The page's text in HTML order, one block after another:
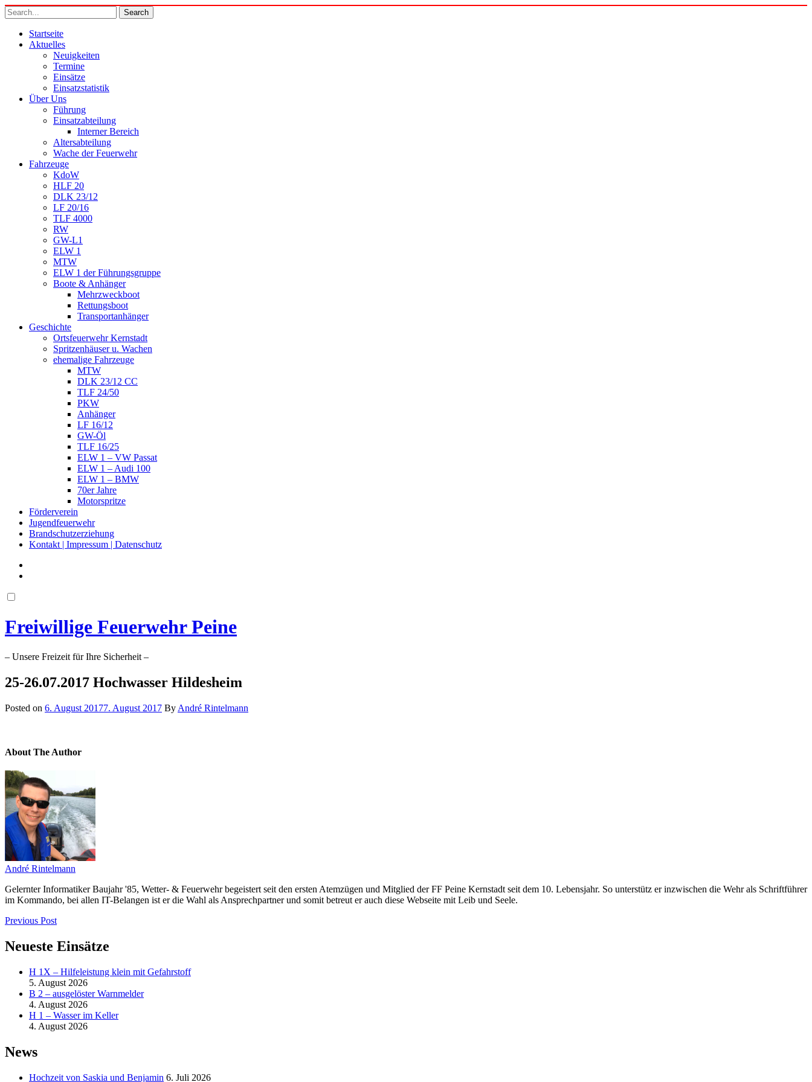
Startseite
Aktuelles
Neuigkeiten
Termine
Einsätze
Einsatzstatistik
Über Uns
Führung
Einsatzabteilung
Interner Bereich
Altersabteilung
Wache der Feuerwehr
Fahrzeuge
KdoW
HLF 20
DLK 23/12
LF 20/16
TLF 4000
RW
GW-L1
ELW 1
MTW
ELW 1 der Führungsgruppe
Boote & Anhänger
Mehrzweckboot
Rettungsboot
Transportanhänger
Geschichte
Ortsfeuerwehr Kernstadt
Spritzenhäuser u. Wachen
ehemalige Fahrzeuge
MTW
DLK 23/12 CC
TLF 24/50
PKW
Anhänger
LF 16/12
GW-Öl
TLF 16/25
ELW 1 – VW Passat
ELW 1 – Audi 100
ELW 1 – BMW
70er Jahre
Motorspritze
Förderverein
Jugendfeuerwehr
Brandschutzerziehung
Kontakt | Impressum | Datenschutz
Freiwillige Feuerwehr Peine
– Unsere Freizeit für Ihre Sicherheit –
25-26.07.2017 Hochwasser Hildesheim
Posted on 6. August 20177. August 2017 By André Rintelmann
About The Author
André Rintelmann
Gelernter Informatiker Baujahr '85, Wetter- & Feuerwehr begeistert seit den ersten Atemzügen und Mitglied der FF Peine Kernstadt seit dem 10. Lebensjahr. So unterstütz er inzwischen die Wehr als Schriftführer
im Kommando, bei allen IT-Belangen ist er die Wahl als Ansprechpartner und somit betreut er auch diese Webseite mit Leib und Seele.
Previous Post
Neueste Einsätze
H 1X – Hilfeleistung klein mit Gefahrstoff
5. August 2026
B 2 – ausgelöster Warnmelder
4. August 2026
H 1 – Wasser im Keller
4. August 2026
News
Hochzeit von Saskia und Benjamin 6. Juli 2026